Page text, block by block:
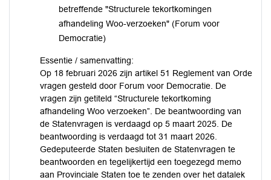
betreffende "Structurele tekortkomingen
afhandeling Woo-verzoeken" (Forum voor
Democratie)
Essentie / samenvatting:
Op 18 februari 2026 zijn artikel 51 Reglement van Orde
vragen gesteld door Forum voor Democratie. De
vragen zijn getiteld “Structurele tekortkoming
afhandeling Woo verzoeken”. De beantwoording van
de Statenvragen is verdaagd op 5 maart 2025. De
beantwoording is verdaagd tot 31 maart 2026.
Gedeputeerde Staten besluiten de Statenvragen te
beantwoorden en tegelijkertijd een toegezegd memo
aan Provinciale Staten toe te zenden over het datalek